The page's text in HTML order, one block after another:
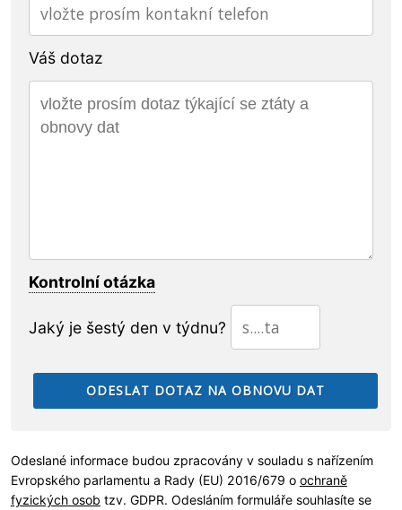
Váš dotaz
Kontrolní otázka
Jaký je šestý den v týdnu?
Odeslané informace budou zpracovány v souladu s nařízením
Evropského parlamentu a Rady (EU) 2016/679 o ochraně
fyzických osob tzv. GDPR. Odesláním formuláře souhlasíte se